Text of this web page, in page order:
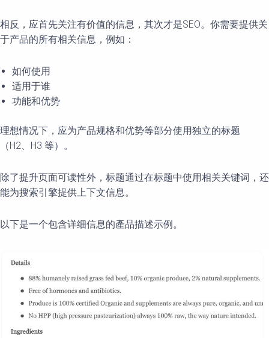
相反，应首先关注有价值的信息，其次才是SEO。你需要提供关
于产品的所有相关信息，例如：
如何使用
适用于谁
功能和优势
理想情况下，应为产品规格和优势等部分使用独立的标题
（H2、H3 等）。
除了提升页面可读性外，标题通过在标题中使用相关关键词，还
能为搜索引擎提供上下文信息。
以下是一个包含详细信息的產品描述示例。